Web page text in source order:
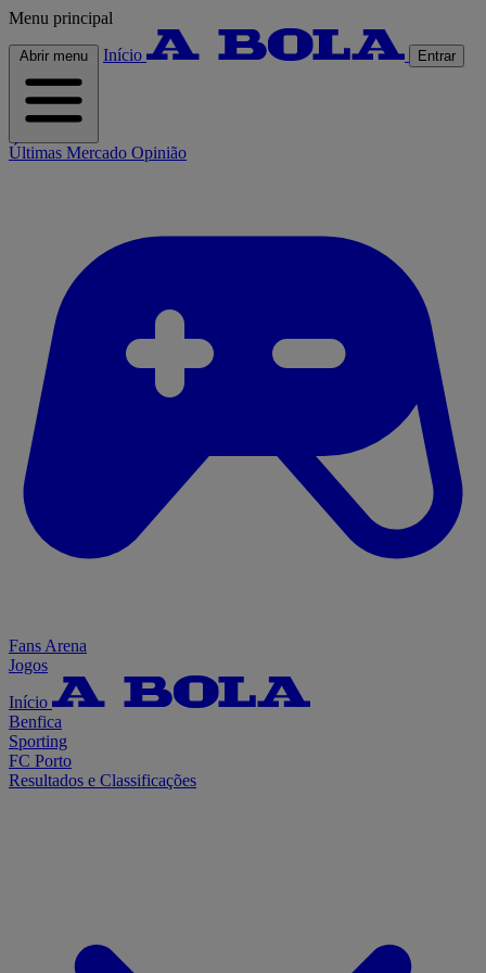
Menu principal
Abrir menu Início Entrar
Últimas Mercado Opinião
Fans Arena
Jogos
Início
Benfica
Sporting
FC Porto
Resultados e Classificações